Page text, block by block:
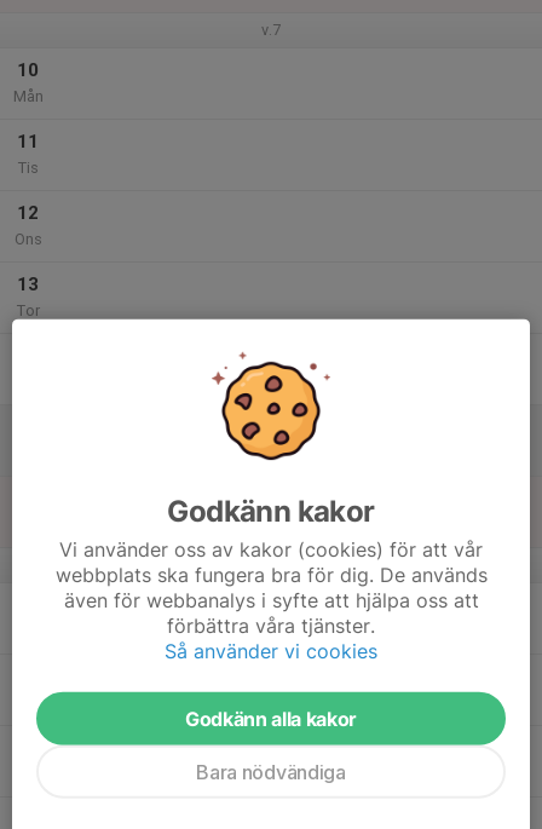
v.7
10
Mån
11
Tis
12
Ons
13
Tor
v.8
Godkänn kakor
Vi använder oss av kakor (cookies) för att vår
webbplats ska fungera bra för dig. De används
även för webbanalys i syfte att hjälpa oss att
förbättra våra tjänster.
Så använder vi cookies
Godkänn alla kakor
Bara nödvändiga